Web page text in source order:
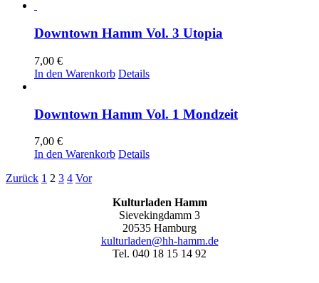
Downtown Hamm Vol. 3 Utopia
7,00 €
In den Warenkorb Details
Downtown Hamm Vol. 1 Mondzeit
7,00 €
In den Warenkorb Details
Zurück 1 2 3 4 Vor
Kulturladen Hamm
Sievekingdamm 3
20535 Hamburg
kulturladen@hh-hamm.de
Tel. 040 18 15 14 92